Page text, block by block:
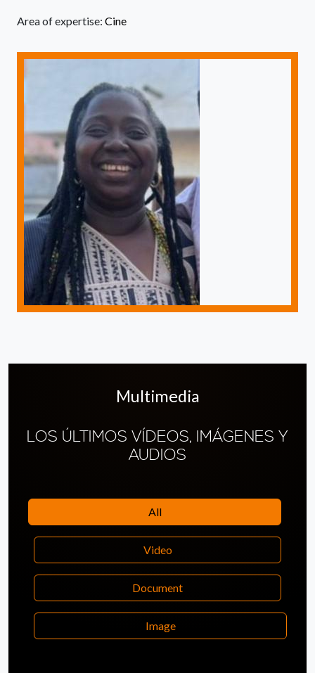
Area of expertise: Cine
Multimedia
LOS ÚLTIMOS VÍDEOS, IMÁGENES Y
AUDIOS
All
Video
Document
Image